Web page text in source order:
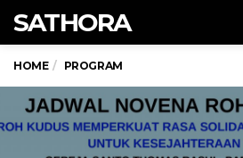
SATHORA
HOME PROGRAM